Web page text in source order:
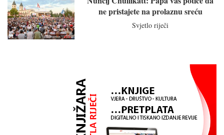
ne pristajete na prolaznu sreću
Svjetlo riječi